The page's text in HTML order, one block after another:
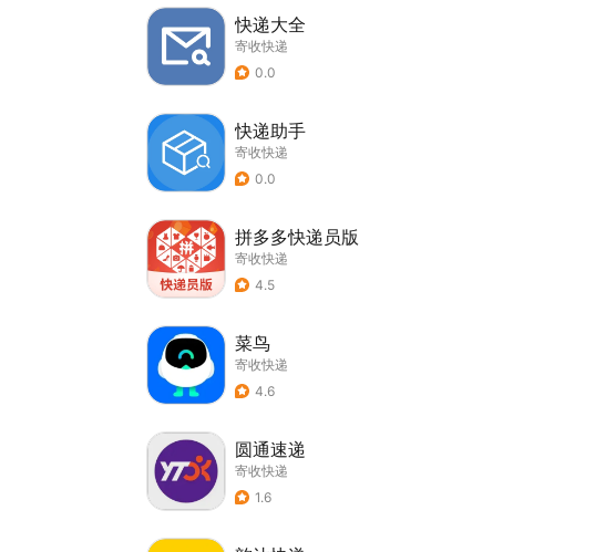
快递大全
寄收快递
0.0
快递助手
寄收快递
0.0
拼多多快递员版
寄收快递
4.5
菜鸟
寄收快递
4.6
圆通速递
寄收快递
1.6